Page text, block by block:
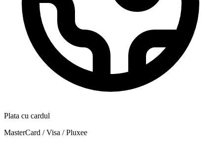
Plata cu cardul
MasterCard / Visa / Pluxee